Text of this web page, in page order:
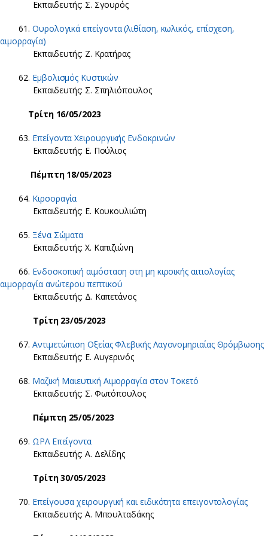
Εκπαιδευτής: Σ. Σγουρός
61.Ουρολογικά επείγοντα (λιθίαση, κωλικός, επίσχεση,
αιμορραγία)
Εκπαιδευτής: Ζ. Κρατήρας
62. Εμβολισμός Κυστικών
Εκπαιδευτής: Σ. Σπηλιόπουλος
Τρίτη 16/05/2023
63. Επείγοντα Χειρουργικής Ενδοκρινών
Εκπαιδευτής: Ε. Πούλιος
Πέμπτη 18/05/2023
64. Κιρσοραγία
Εκπαιδευτής: Ε. Κουκουλιώτη
65. Ξένα Σώματα
Εκπαιδευτής: Χ. Καπιζιώνη
66. Ενδοσκοπική αιμόσταση στη μη κιρσικής αιτιολογίας
αιμορραγία ανώτερου πεπτικού
Εκπαιδευτής: Δ. Καπετάνος
Τρίτη 23/05/2023
67.Αντιμετώπιση Οξείας Φλεβικής Λαγονομηριαίας Θρόμβωσης
Εκπαιδευτής: Ε. Αυγερινός
68. Μαζική Μαιευτική Αιμορραγία στον Τοκετό
Εκπαιδευτής: Σ. Φωτόπουλος
Πέμπτη 25/05/2023
69. ΩΡΛ Επείγοντα
Εκπαιδευτής: Α. Δελίδης
Τρίτη 30/05/2023
70. Επείγουσα χειρουργική και ειδικότητα επειγοντολογίας
Εκπαιδευτής: Α. Μπουλταδάκης